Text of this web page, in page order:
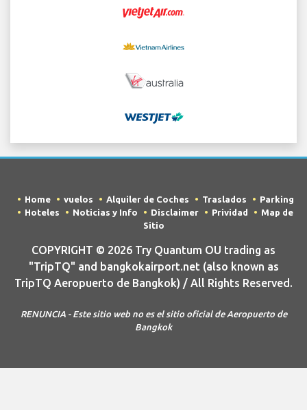
Home vuelos Alquiler de Coches Traslados
Parking
Hoteles
Noticias y Info Disclaimer Prividad
Map de
Sitio
COPYRIGHT © 2026 Try Quantum OU trading as
"TripTQ" and bangkokairport.net (also known as
TripTQ Aeropuerto de Bangkok) / All Rights Reserved.
RENUNCIA - Este sitio web no es el sitio oficial de Aeropuerto de
Bangkok